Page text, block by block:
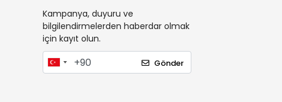
Kampanya, duyuru ve
bilgilendirmelerden haberdar olmak
için kayıt olun.
Gönder